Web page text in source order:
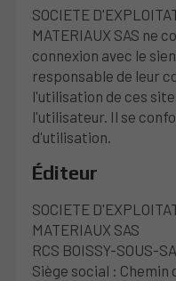
SOCIETE
MATERIAUX SAS ne
connexion avec le
responsable de leur
l'utilisation de ces
l'utilisateur. Il se
d'utilisation.
Éditeur
SOCIETE
MATERIAUX SAS
RCS BOISSY-SOUS-
Siège social : Chemin